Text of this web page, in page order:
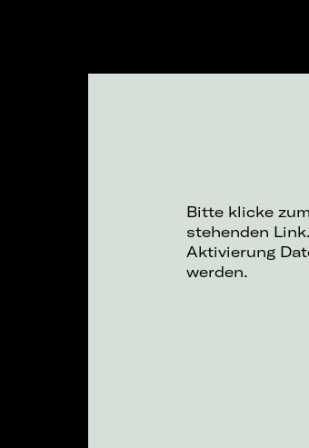
Bitte klicke
stehenden
Aktivierung
werden.